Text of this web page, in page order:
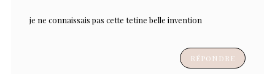
je ne connaissais pas cette tetine belle invention
RÉPONDRE